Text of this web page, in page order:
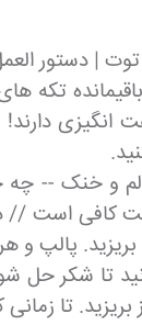
توت | دستور
تکه
و خنک -- چه
خوشمزه
تا